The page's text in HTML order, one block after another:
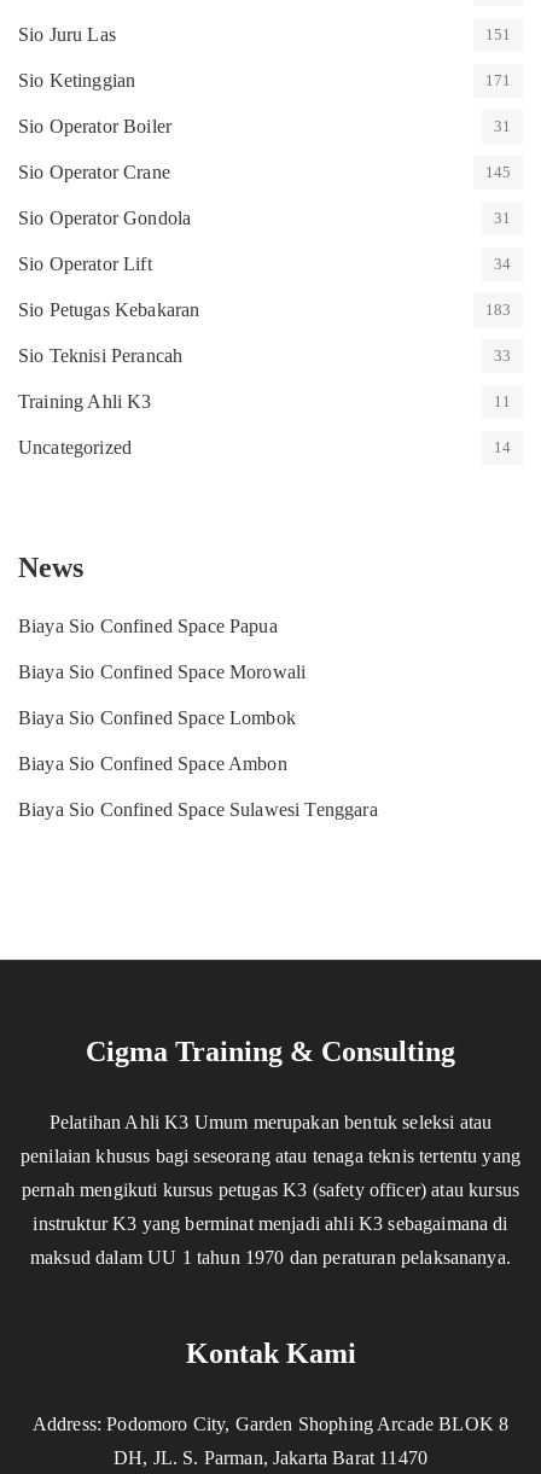
Sio Juru Las 151
Sio Ketinggian 171
Sio Operator Boiler 31
Sio Operator Crane 145
Sio Operator Gondola 31
Sio Operator Lift 34
Sio Petugas Kebakaran 183
Sio Teknisi Perancah 33
Training Ahli K3 11
Uncategorized 14
News
Biaya Sio Confined Space Papua
Biaya Sio Confined Space Morowali
Biaya Sio Confined Space Lombok
Biaya Sio Confined Space Ambon
Biaya Sio Confined Space Sulawesi Tenggara
Cigma Training & Consulting
Pelatihan Ahli K3 Umum merupakan bentuk seleksi atau
penilaian khusus bagi seseorang atau tenaga teknis tertentu yang
pernah mengikuti kursus petugas K3 (safety officer) atau kursus
instruktur K3 yang berminat menjadi ahli K3 sebagaimana di
maksud dalam UU 1 tahun 1970 dan peraturan pelaksananya.
Kontak Kami
Address: Podomoro City, Garden Shophing Arcade BLOK 8
DH, JL. S. Parman, Jakarta Barat 11470